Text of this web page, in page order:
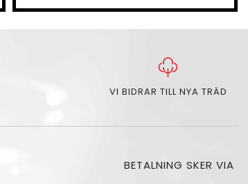
VI BIDRAR TILL NYA TRÄD
BETALNING SKER VIA